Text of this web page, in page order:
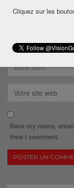
Save my name,
time I comment.
Cliquez sur les